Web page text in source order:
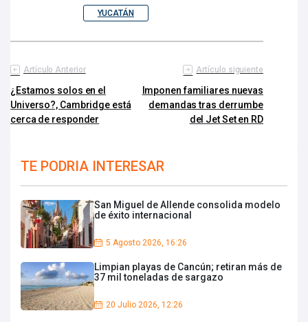
YUCATÁN
Artículo Anterior
¿Estamos solos en el
Universo?, Cambridge está
cerca de responder
Artículo siguiente
Imponen familiares nuevas
demandas tras derrumbe
del Jet Set en RD
TE PODRIA INTERESAR
San Miguel de Allende consolida modelo
de éxito internacional
5 Agosto 2026, 16:26
Limpian playas de Cancún; retiran más de
37 mil toneladas de sargazo
20 Julio 2026, 12:26